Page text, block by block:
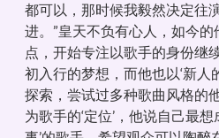
都可以，那时候我毅然决定往
进。”皇天不负有心人，如今
点，开始专注以歌手的身份继
初入行的梦想，而他也以‘新人
探索，尝试过多种歌曲风格的
为歌手的‘定位’，他说自己最